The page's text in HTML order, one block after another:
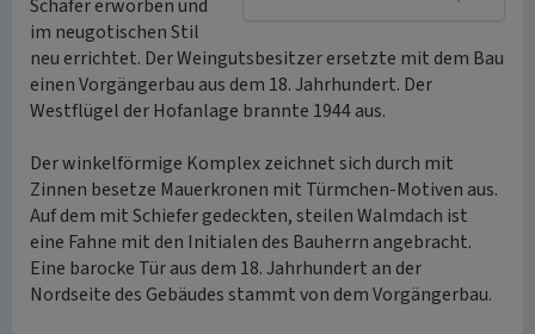
Schäfer erworben und
im neugotischen Stil
neu errichtet. Der Weingutsbesitzer ersetzte mit dem Bau
einen Vorgängerbau aus dem 18. Jahrhundert. Der
Westflügel der Hofanlage brannte 1944 aus.
Der winkelförmige Komplex zeichnet sich durch mit
Zinnen besetze Mauerkronen mit Türmchen-Motiven aus.
Auf dem mit Schiefer gedeckten, steilen Walmdach ist
eine Fahne mit den Initialen des Bauherrn angebracht.
Eine barocke Tür aus dem 18. Jahrhundert an der
Nordseite des Gebäudes stammt von dem Vorgängerbau.